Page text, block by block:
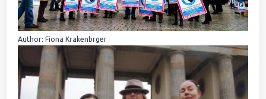
Author: Fiona Krakenbrger